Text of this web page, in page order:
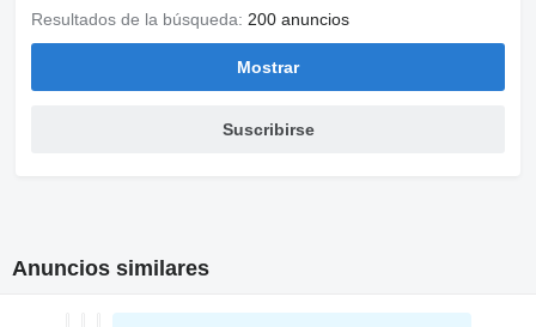
Resultados de la búsqueda: 200 anuncios
Mostrar
Suscribirse
Anuncios similares